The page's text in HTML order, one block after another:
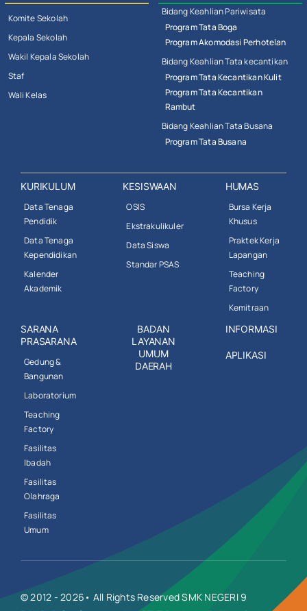
Komite Sekolah
Kepala Sekolah
Wakil Kepala Sekolah
Staf
Wali Kelas
Bidang Keahlian Pariwisata
Program Tata Boga
Program Akomodasi Perhotelan
Bidang Keahlian Tata kecantikan
Program Tata Kecantikan Kulit
Program Tata Kecantikan
Rambut
Bidang Keahlian Tata Busana
Program Tata Busana
KURIKULUM
Data Tenaga
Pendidik
Data Tenaga
Kependidikan
Kalender
Akademik
KESISWAAN
OSIS
Ekstrakulikuler
Data Siswa
Standar PSAS
HUMAS
Bursa Kerja
Khusus
Praktek Kerja
Lapangan
Teaching
Factory
Kemitraan
SARANA
PRASARANA
Gedung &
Bangunan
Laboratorium
Teaching
Factory
Fasilitas
Ibadah
Fasilitas
Olahraga
Fasilitas
Umum
BADAN
LAYANAN
UMUM
DAERAH
INFORMASI
APLIKASI
© 2012 - 2026• All Rights Reserved SMK NEGERI 9